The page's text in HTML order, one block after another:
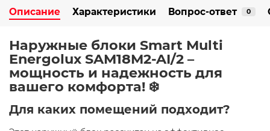
Описание Характеристики Вопрос-ответ 0
Наружные блоки Smart Multi
Energolux SAM18M2-AI/2 –
мощность и надежность для
вашего комфорта! ❄️
Для каких помещений подходит?